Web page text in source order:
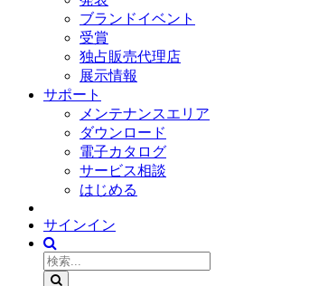
ブランドイベント
受賞
独占販売代理店
展示情報
サポート
メンテナンスエリア
ダウンロード
電子カタログ
サービス相談
はじめる
サインイン